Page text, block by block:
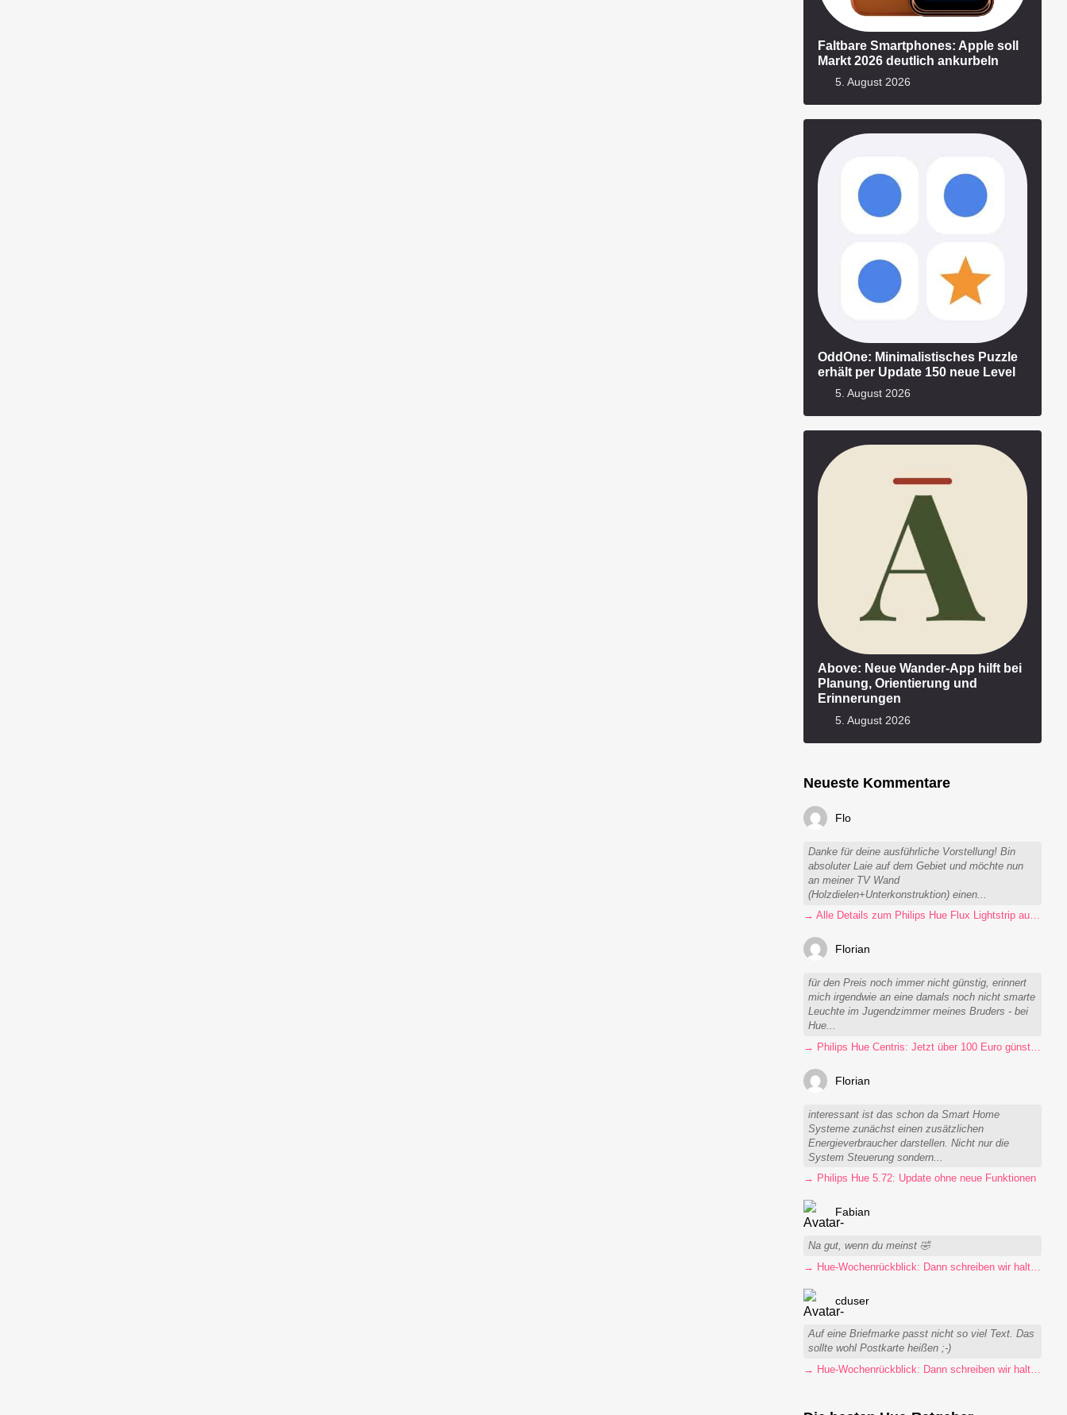
Faltbare Smartphones: Apple soll
Markt 2026 deutlich ankurbeln
5. August 2026
OddOne: Minimalistisches Puzzle
erhält per Update 150 neue Level
5. August 2026
Above: Neue Wander-App hilft bei
Planung, Orientierung und
Erinnerungen
5. August 2026
Neueste Kommentare
Flo
Danke für deine ausführliche Vorstellung! Bin
absoluter Laie auf dem Gebiet und möchte nun
an meiner TV Wand
(Holzdielen+Unterkonstruktion) einen...
→ Alle Details zum Philips Hue Flux Lightstrip auf einen Blick
Florian
für den Preis noch immer nicht günstig, erinnert
mich irgendwie an eine damals noch nicht smarte
Leuchte im Jugendzimmer meines Bruders - bei
Hue...
→ Philips Hue Centris: Jetzt über 100 Euro günstiger
Florian
interessant ist das schon da Smart Home
Systeme zunächst einen zusätzlichen
Energieverbraucher darstellen. Nicht nur die
System Steuerung sondern...
→ Philips Hue 5.72: Update ohne neue Funktionen
Fabian
Na gut, wenn du meinst 🤣
cduser
Auf eine Briefmarke passt nicht so viel Text. Das
sollte wohl Postkarte heißen ;-)
→ Hue-Wochenrückblick: Dann schreiben wir halt Postkarten